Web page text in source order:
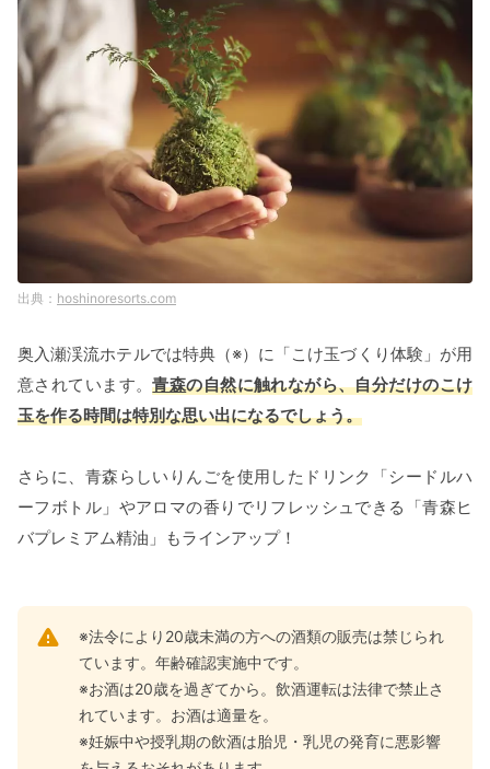
hoshinoresorts.com
奥入瀬渓流ホテルでは特典（※）に「こけ玉づくり体験」が用
意されています。青森の自然に触れながら、自分だけのこけ
玉を作る時間は特別な思い出になるでしょう。
さらに、青森らしいりんごを使用したドリンク「シードルハ
ーフボトル」やアロマの香りでリフレッシュできる「青森ヒ
バプレミアム精油」もラインアップ！
※法令により20歳未満の方への酒類の販売は禁じられ
ています。年齢確認実施中です。
※お酒は20歳を過ぎてから。飲酒運転は法律で禁止さ
れています。お酒は適量を。
※妊娠中や授乳期の飲酒は胎児・乳児の発育に悪影響